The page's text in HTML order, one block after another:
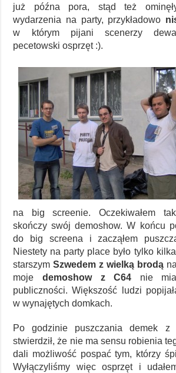
już późna pora, stąd też
wydarzenia na party, przykładowo
w którym pijani scenerzy
pecetowski osprzęt :).
na big screenie. Oczekiwałem
skończy swój demoshow. W końcu
do big screena i zacząłem
Niestety na party place było tylko
starszymSzwedem z wielką brodą
moje demoshow z C64 nie
publiczności. Większość ludzi
w wynajętych domkach.
Po godzinie puszczania demek z
stwierdził, że nie ma sensu robienia
dali możliwość pospać tym, którzy
Wyłączyliśmy więc osprzęt i